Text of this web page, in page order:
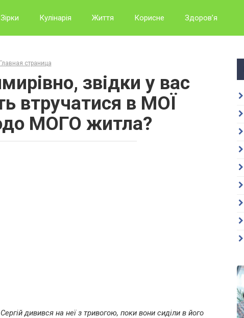
Зірки Кулінарія Життя Корисне Здоров’я
страница
звідки у вас
втручатися в МОЇ
МОГО житла?
дивився на неї з тривогою, поки вони сиділи в його